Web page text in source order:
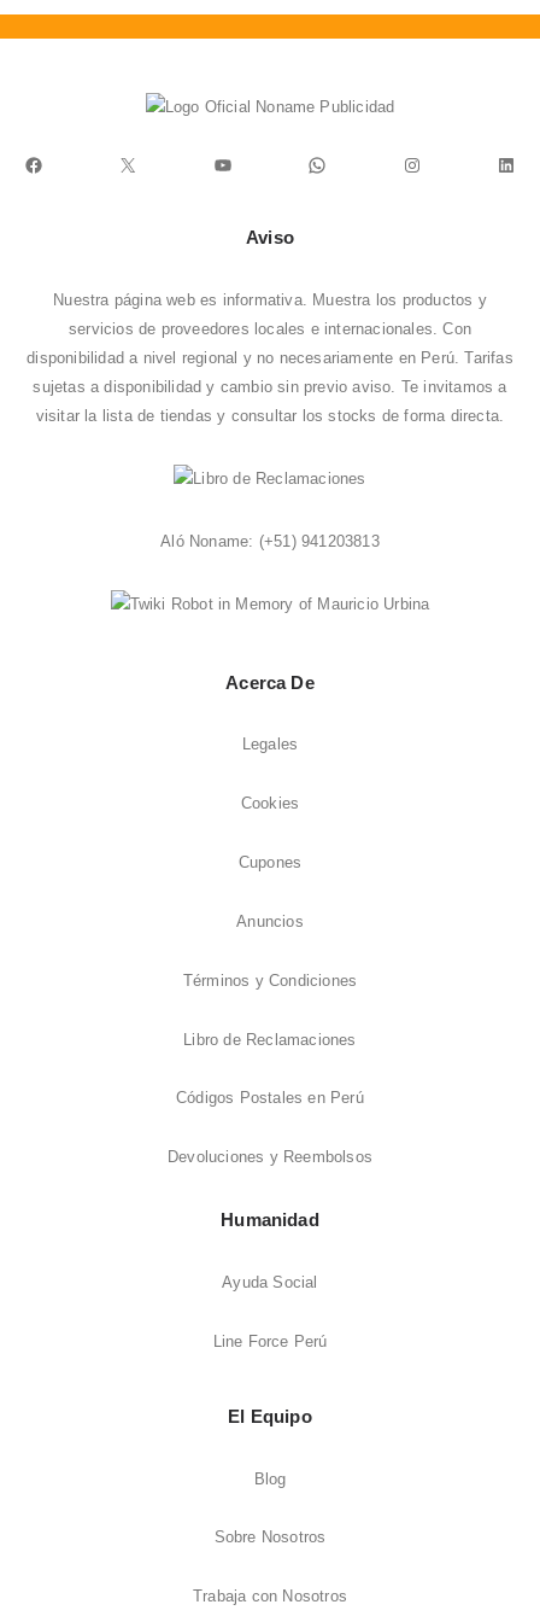
Facebook X YouTube WhatsApp Instagram
Aviso
Nuestra página web es informativa. Muestra los productos y
servicios de proveedores locales e internacionales. Con
disponibilidad a nivel regional y no necesariamente en Perú. Tarifas
sujetas a disponibilidad y cambio sin previo aviso. Te invitamos a
visitar la lista de tiendas y consultar los stocks de forma directa.
Aló Noname: (+51) 941203813
Acerca De
Legales
Cookies
Cupones
Anuncios
Términos y Condiciones
Libro de Reclamaciones
Códigos Postales en Perú
Devoluciones y Reembolsos
Humanidad
Ayuda Social
Line Force Perú
El Equipo
Blog
Sobre Nosotros
Trabaja con Nosotros